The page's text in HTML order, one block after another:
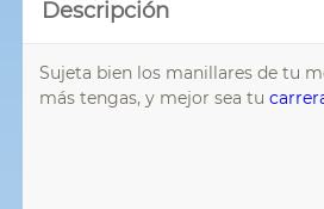
Descripción
Sujeta bien los manillares de tu
más tengas, y mejor sea tu